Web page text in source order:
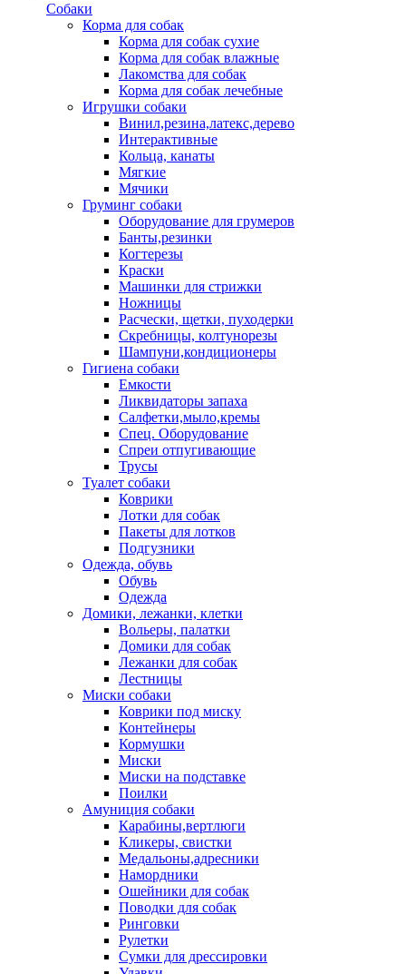
Собаки
Корма для собак
Корма для собак сухие
Корма для собак влажные
Лакомства для собак
Корма для собак лечебные
Игрушки собаки
Винил,резина,латекс,дерево
Интерактивные
Кольца, канаты
Мягкие
Мячики
Груминг собаки
Оборудование для грумеров
Банты,резинки
Когтерезы
Краски
Машинки для стрижки
Ножницы
Расчески, щетки, пуходерки
Скребницы, колтунорезы
Шампуни,кондиционеры
Гигиена собаки
Емкости
Ликвидаторы запаха
Салфетки,мыло,кремы
Спец. Оборудование
Спреи отпугивающие
Трусы
Туалет собаки
Коврики
Лотки для собак
Пакеты для лотков
Подгузники
Одежда, обувь
Обувь
Одежда
Домики, лежанки, клетки
Вольеры, палатки
Домики для собак
Лежанки для собак
Лестницы
Миски собаки
Коврики под миску
Контейнеры
Кормушки
Миски
Миски на подставке
Поилки
Амуниция собаки
Карабины,вертлюги
Кликеры, свистки
Медальоны,адресники
Намордники
Ошейники для собак
Поводки для собак
Ринговки
Рулетки
Сумки для дрессировки